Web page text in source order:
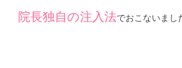
院長独自の注入法でおこないまし